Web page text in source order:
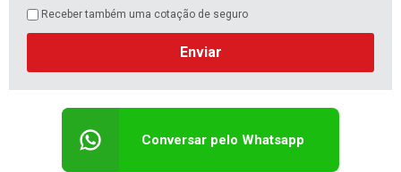
Receber também uma cotação de seguro
Enviar
Conversar pelo Whatsapp